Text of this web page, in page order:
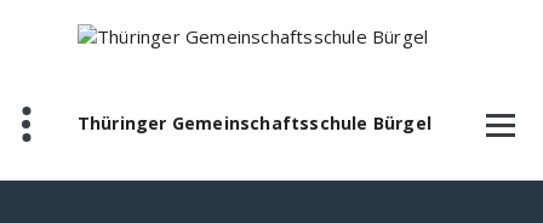
Thüringer Gemeinschaftsschule Bürgel